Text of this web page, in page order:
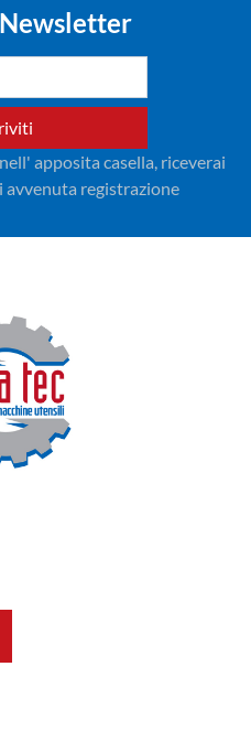
apposita casella, riceverai
avvenuta registrazione